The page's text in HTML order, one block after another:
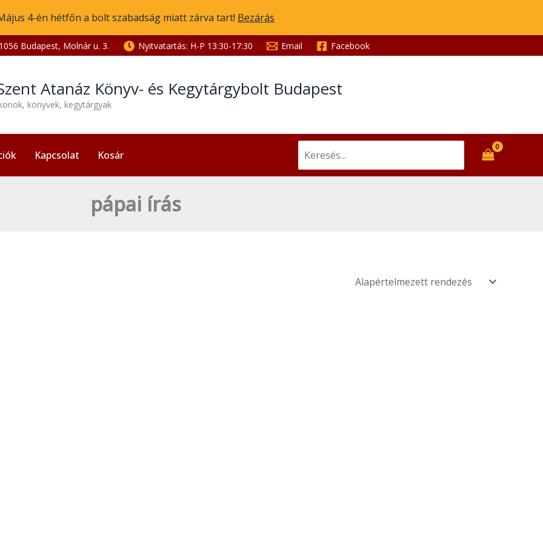
4-én hétfőn a bolt szabadság miatt zárva tart! Bezárás
1056 Budapest, Molnár u. 3. Nyitvatartás: H-P 13:30-17:30 Email Facebook
Atanáz Könyv- és Kegytárgybolt Budapest
könyvek, kegytárgyak
Kapcsolat Kosár
for:
pápai írás